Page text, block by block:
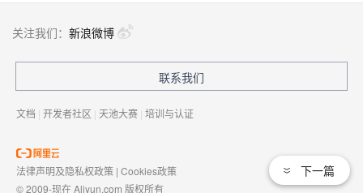
下一篇
关注我们： 新浪微博
联系我们
文档 | 开发者社区 | 天池大赛 | 培训与认证
法律声明及隐私权政策 | Cookies政策
© 2009-现在 Aliyun.com 版权所有